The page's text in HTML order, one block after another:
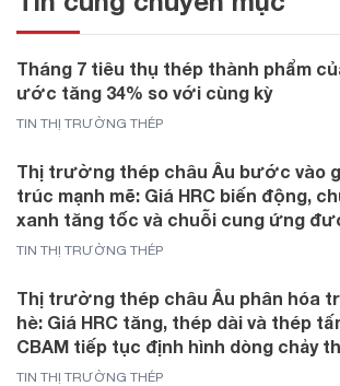
Tháng 7 tiêu thụ thép thành phẩm
ước tăng 34% so với cùng kỳ
TIN THỊ TRƯỜNG THÉP
Thị trường thép châu Âu bước vào
trúc mạnh mẽ: Giá HRC biến động,
xanh tăng tốc và chuỗi cung ứng
TIN THỊ TRƯỜNG THÉP
Thị trường thép châu Âu phân hóa
hè: Giá HRC tăng, thép dài và thép
CBAM tiếp tục định hình dòng chảy
TIN THỊ TRƯỜNG THÉP